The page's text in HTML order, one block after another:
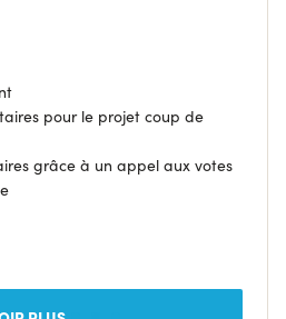
pour le projet coup de
grâce à un appel aux votes